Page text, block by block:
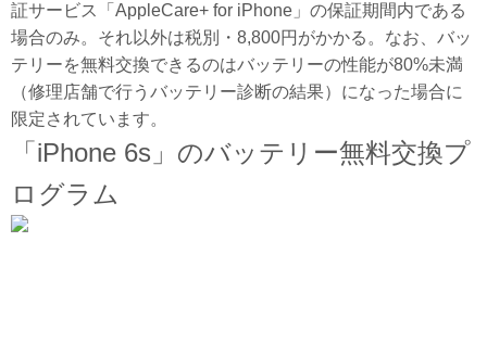
証サービス「AppleCare+ for iPhone」の保証期間内である
場合のみ。それ以外は税別・8,800円がかかる。なお、バッ
テリーを無料交換できるのはバッテリーの性能が80%未満
（修理店舗で行うバッテリー診断の結果）になった場合に
限定されています。
「iPhone 6s」のバッテリー無料交換プ
ログラム